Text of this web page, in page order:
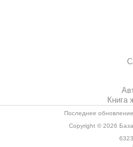
Книга
Последнее
Copyright © 2026